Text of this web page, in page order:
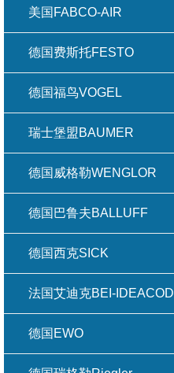
美国FABCO-AIR
德国费斯托FESTO
德国福鸟VOGEL
瑞士堡盟BAUMER
德国威格勒WENGLOR
德国巴鲁夫BALLUFF
德国西克SICK
法国艾迪克BEI-IDEACOD
德国EWO